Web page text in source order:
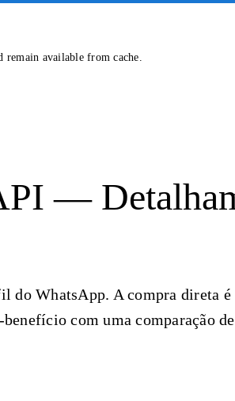
remain available from cache.
—
do WhatsApp. A compra direta é
com uma comparação